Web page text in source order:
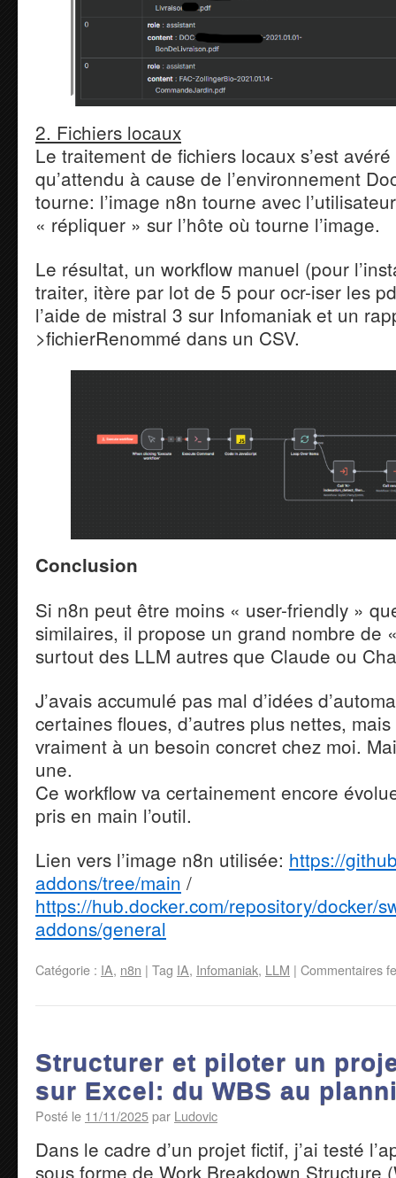
2. Fichiers locaux
Le traitement de fichiers locaux s’est
qu’attendu à cause de l’environnement
tourne: l’image n8n tourne avec
« répliquer » sur l’hôte où tourne l’image.
Le résultat, un workflow manuel (pour
traiter, itère par lot de 5 pour ocr-iser les
l’aide de mistral 3 sur Infomaniak et un
>fichierRenommé dans un CSV.
Conclusion
Si n8n peut être moins « user-friendly »
similaires, il propose un grand nombre de
surtout des LLM autres que Claude ou
J’avais accumulé pas mal d’idées
certaines floues, d’autres plus nettes,
vraiment à un besoin concret chez moi.
une.
Ce workflow va certainement encore
pris en main l’outil.
Lien vers l’image n8n utilisée: https://
addons/tree/main /
https://hub.docker.com/repository/docker/
addons/general
Catégorie : IA, n8n | Tag IA, Infomaniak, LLM | Commentaires
Structurer et piloter un
sur Excel: du WBS au
Posté le 11/11/2025par Ludovic
Dans le cadre d’un projet fictif, j’ai testé
sous forme de Work Breakdown Structure